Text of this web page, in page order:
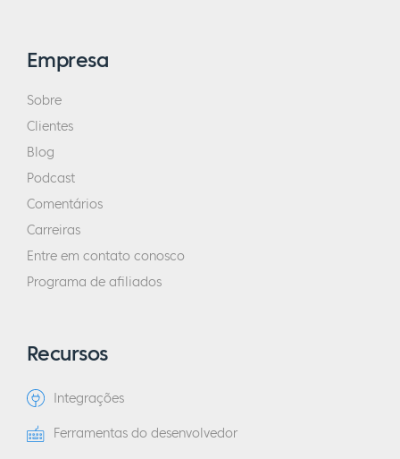
Empresa
Sobre
Clientes
Blog
Podcast
Comentários
Carreiras
Entre em contato conosco
Programa de afiliados
Recursos
Integrações
Ferramentas do desenvolvedor